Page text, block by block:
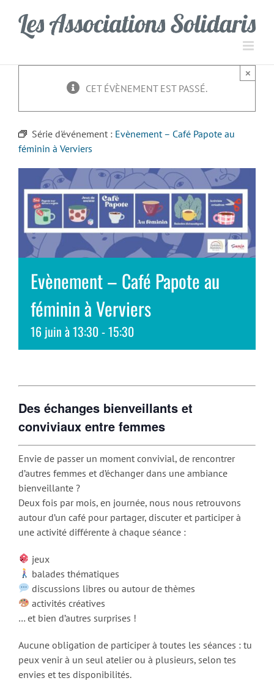
contenu
CET ÉVÈNEMENT EST PASSÉ.
×
Série d'événement : Evènement – Café Papote au
féminin à Verviers
Evènement – Café Papote au
féminin à Verviers
16 juin à 13:30-15:30
Des échanges bienveillants et
conviviaux entre femmes
Envie de passer un moment convivial, de rencontrer
d’autres femmes et d’échanger dans une ambiance
bienveillante ?
Deux fois par mois, en journée, nous nous retrouvons
autour d’un café pour partager, discuter et participer à
une activité différente à chaque séance :
jeux
balades thématiques
discussions libres ou autour de thèmes
activités créatives
… et bien d’autres surprises !
Aucune obligation de participer à toutes les séances : tu
peux venir à un seul atelier ou à plusieurs, selon tes
envies et tes disponibilités.